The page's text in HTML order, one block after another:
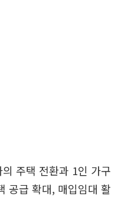
주택 전환과 1인 가구
공급 확대, 매입임대 활